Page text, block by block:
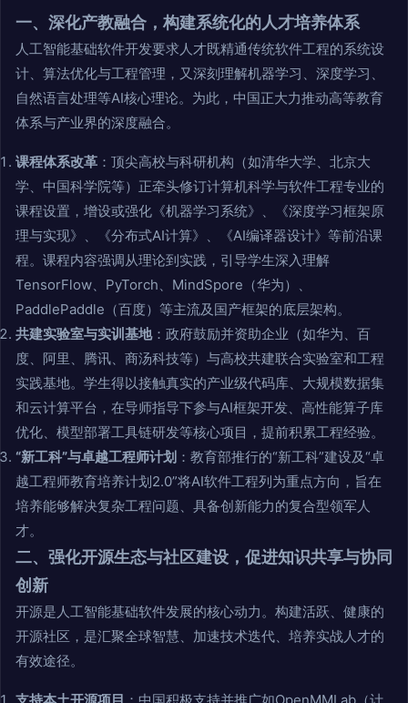
一、深化产教融合，构建系统化的人才培养体系
人工智能基础软件开发要求人才既精通传统软件工程的系统设
计、算法优化与工程管理，又深刻理解机器学习、深度学习、
自然语言处理等AI核心理论。为此，中国正大力推动高等教育
体系与产业界的深度融合。
课程体系改革 ：顶尖高校与科研机构（如清华大学、北京大
学、中国科学院等）正牵头修订计算机科学与软件工程专业的
课程设置，增设或强化《机器学习系统》、《深度学习框架原
理与实现》、《分布式AI计算》、《AI编译器设计》等前沿课
程。课程内容强调从理论到实践，引导学生深入理解
TensorFlow、PyTorch、MindSpore（华为）、
PaddlePaddle（百度）等主流及国产框架的底层架构。
共建实验室与实训基地：政府鼓励并资助企业（如华为、百
度、阿里、腾讯、商汤科技等）与高校共建联合实验室和工程
实践基地。学生得以接触真实的产业级代码库、大规模数据集
和云计算平台，在导师指导下参与AI框架开发、高性能算子库
优化、模型部署工具链研发等核心项目，提前积累工程经验。
“新工科”与卓越工程师计划 ：教育部推行的“新工科”建设及“卓
越工程师教育培养计划2.0”将AI软件工程列为重点方向，旨在
培养能够解决复杂工程问题、具备创新能力的复合型领军人
才。
二、强化开源生态与社区建设，促进知识共享与协同
创新
开源是人工智能基础软件发展的核心动力。构建活跃、健康的
开源社区，是汇聚全球智慧、加速技术迭代、培养实战人才的
有效途径。